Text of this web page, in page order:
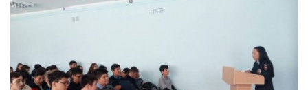
Библиотека
Социальная поддержка студентов